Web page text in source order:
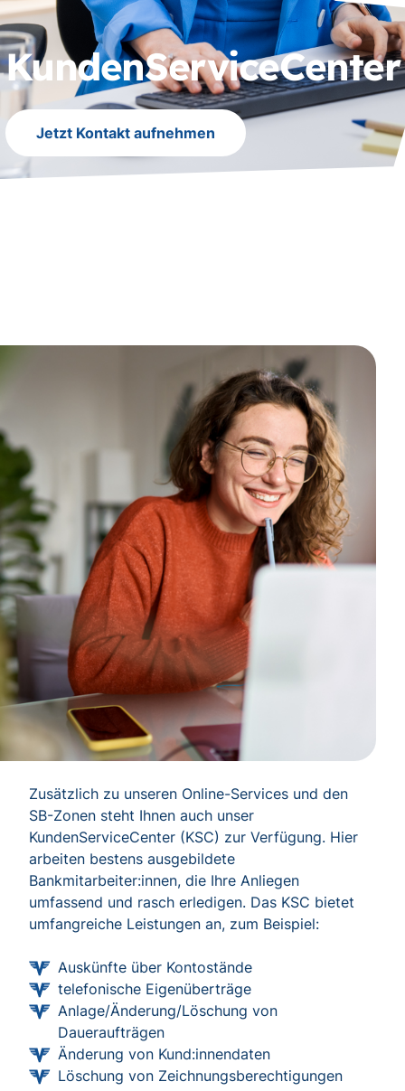
KundenServiceCenter
Jetzt Kontakt aufnehmen
Zusätzlich zu unseren Online-Services und den
SB-Zonen steht Ihnen auch unser
KundenServiceCenter (KSC) zur Verfügung. Hier
arbeiten bestens ausgebildete
Bankmitarbeiter:innen, die Ihre Anliegen
umfassend und rasch erledigen. Das KSC bietet
umfangreiche Leistungen an, zum Beispiel:
Auskünfte über Kontostände
telefonische Eigenüberträge
Anlage/Änderung/Löschung von
Daueraufträgen
Änderung von Kund:innendaten
Löschung von Zeichnungsberechtigungen